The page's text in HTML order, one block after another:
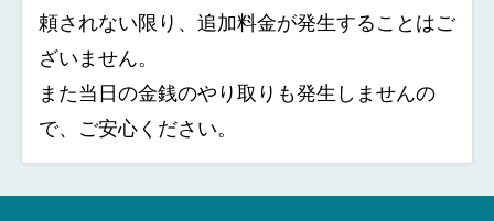
頼されない限り、追加料金が発生することはご
ざいません。
また当日の金銭のやり取りも発生しませんの
で、ご安心ください。